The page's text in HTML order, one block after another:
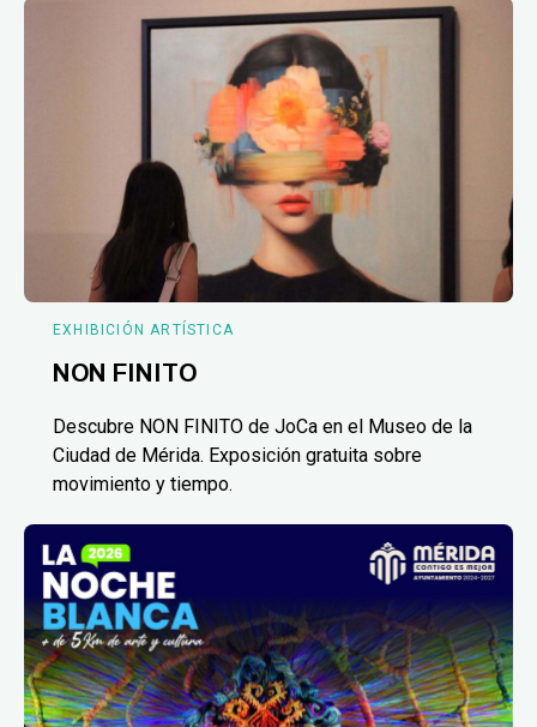
EXHIBICIÓN ARTÍSTICA
NON FINITO
Descubre NON FINITO de JoCa en el Museo de la
Ciudad de Mérida. Exposición gratuita sobre
movimiento y tiempo.